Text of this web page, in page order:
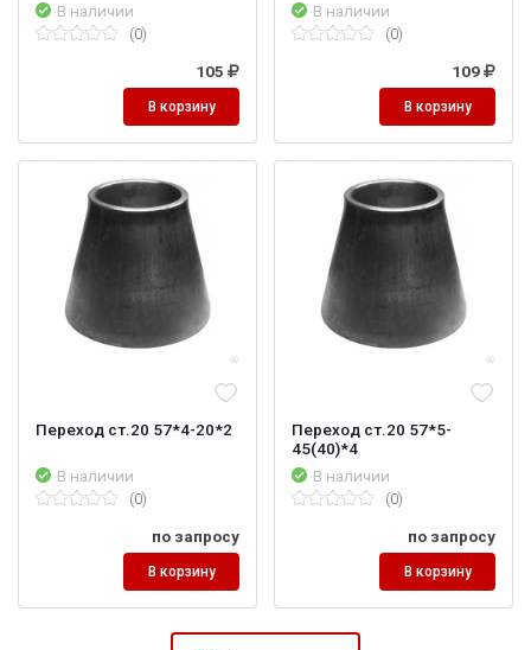
В наличии
(0)
105
В корзину
В наличии
(0)
109
В корзину
Переход ст.20 57*4-20*2
В наличии
(0)
по запросу
В корзину
Переход ст.20 57*5-
45(40)*4
В наличии
(0)
по запросу
В корзину